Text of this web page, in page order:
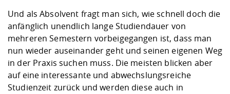
Und als Absolvent fragt man sich, wie schnell doch die
anfänglich unendlich lange Studiendauer von
mehreren Semestern vorbeigegangen ist, dass man
nun wieder auseinander geht und seinen eigenen Weg
in der Praxis suchen muss. Die meisten blicken aber
auf eine interessante und abwechslungsreiche
Studienzeit zurück und werden diese auch in